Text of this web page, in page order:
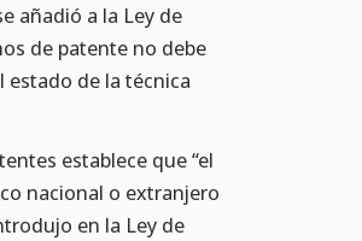
añadió a la Ley de
de patente no debe
estado de la técnica
establece que “el
nacional o extranjero
en la Ley de